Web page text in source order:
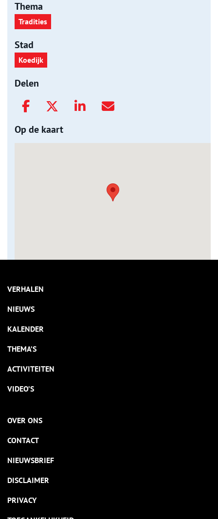
Thema
Tradities
Stad
Koedijk
Delen
Op de kaart
VERHALEN
NIEUWS
KALENDER
THEMA’S
ACTIVITEITEN
VIDEO’S
OVER ONS
CONTACT
NIEUWSBRIEF
DISCLAIMER
PRIVACY